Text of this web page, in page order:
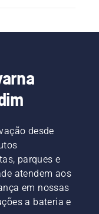
desde
parques e
atendem aos
em nossas
a bateria e